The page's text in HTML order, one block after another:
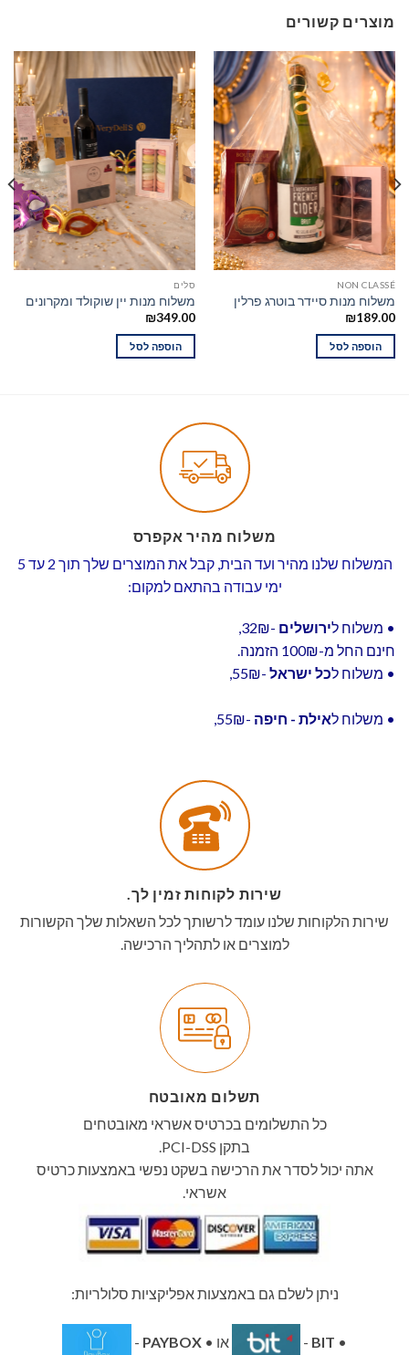
מוצרים קשורים
NON CLASSÉ
משלוח מנות סיידר בוטרג פרלין
₪189.00
הוספה לסל
סלים
משלוח מנות יין שוקולד ומקרונים
₪349.00
הוספה לסל
משלוח מהיר אקפרס
המשלוח שלנו מהיר ועד הבית, קבל את המוצרים שלך תוך 2 עד 5
ימי עבודה בהתאם למקום:
• משלוח לירושלים -32₪,
חינם החל מ-100₪ הזמנה.
• משלוח לכל ישראל -55₪,
• משלוח לאילת - חיפה -55₪,
שירות לקוחות זמין לך.
שירות הלקוחות שלנו עומד לרשותך לכל השאלות שלך הקשורות
למוצרים או לתהליך הרכישה.
תשלום מאובטח
כל התשלומים בכרטיס אשראי מאובטחים
בתקן PCI-DSS.
אתה יכול לסדר את הרכישה בשקט נפשי באמצעות כרטיס
אשראי.
ניתן לשלם גם באמצעות אפליקציות סלולריות:
•
BIT
- או •PAYBOX
-